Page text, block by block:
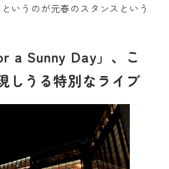
いうのが元春のスタンスという
a Sunny Day」、こ
しうる特別なライブ